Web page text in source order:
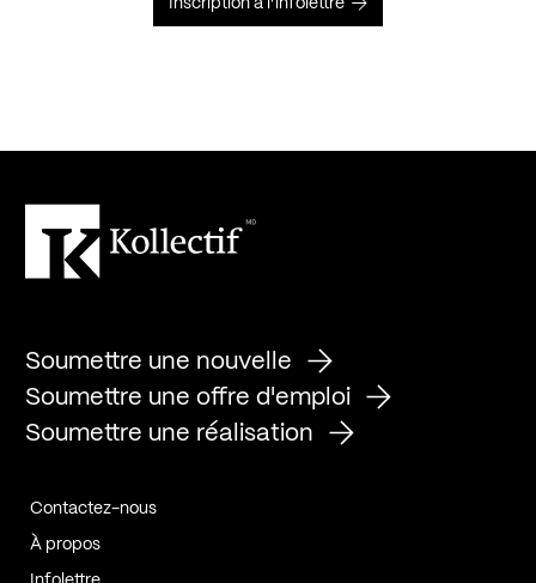
Inscription à l’infolettre
Soumettre une nouvelle
Soumettre une offre d'emploi
Soumettre une réalisation
Contactez-nous
À propos